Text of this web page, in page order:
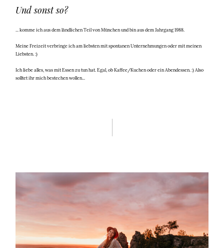
Und sonst so?
... komme ich aus dem ländlichen Teil von München und bin aus dem Jahrgang 1988.
Meine Freizeit verbringe ich am liebsten mit spontanen Unternehmungen oder mit meinen
Liebsten. :)
Ich liebe alles, was mit Essen zu tun hat. Egal, ob Kaffee/Kuchen oder ein Abendessen. :) Also
solltet ihr mich bestechen wollen...